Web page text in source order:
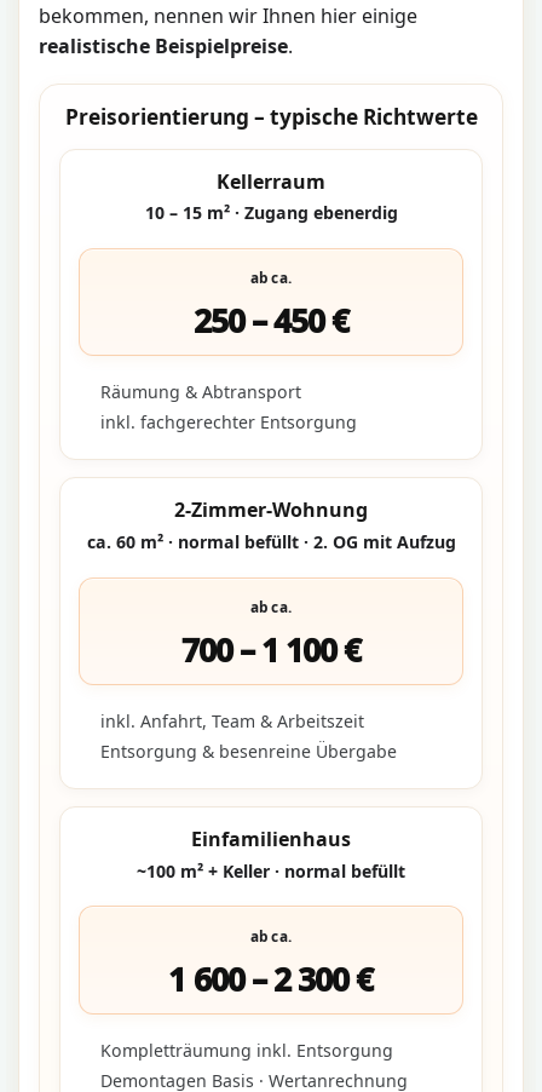
bekommen, nennen wir Ihnen hier einige
realistische Beispielpreise.
Preisorientierung – typische Richtwerte
Kellerraum
10 – 15 m² · Zugang ebenerdig
ab ca.
250 – 450 €
Räumung & Abtransport
inkl. fachgerechter Entsorgung
2-Zimmer-Wohnung
ca. 60 m² · normal befüllt · 2. OG mit Aufzug
ab ca.
700 – 1 100 €
inkl. Anfahrt, Team & Arbeitszeit
Entsorgung & besenreine Übergabe
Einfamilienhaus
~100 m² + Keller · normal befüllt
ab ca.
1 600 – 2 300 €
Kompletträumung inkl. Entsorgung
Demontagen Basis · Wertanrechnung